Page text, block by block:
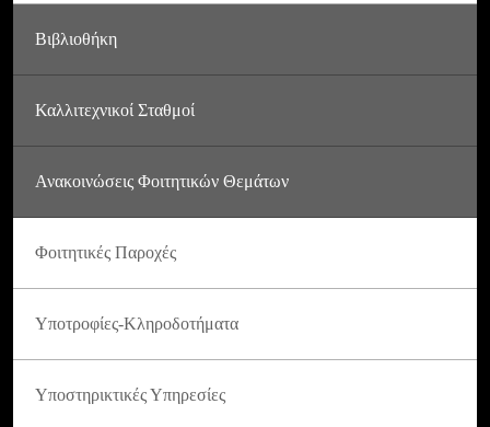
Βιβλιοθήκη
Καλλιτεχνικοί Σταθμοί
Ανακοινώσεις Φοιτητικών Θεμάτων
Φοιτητικές Παροχές
Υποτροφίες-Κληροδοτήματα
Υποστηρικτικές Υπηρεσίες